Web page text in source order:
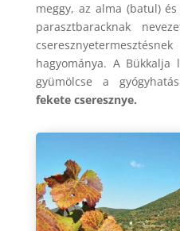
meggy, az alma (batul)
parasztbaracknak
hagyománya. A Bükkalja
gyümölcse a
fekete cseresznye.